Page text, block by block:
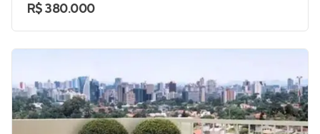
R$ 380.000